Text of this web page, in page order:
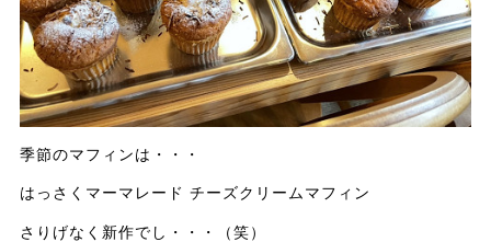
季節のマフィンは・・・
はっさくマーマレード チーズクリームマフィン
さりげなく新作でし・・・（笑）